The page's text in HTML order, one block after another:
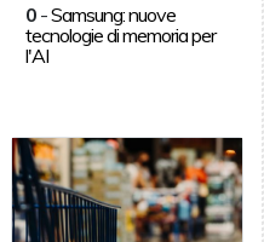
0 -Samsung: nuove
tecnologie di memoria per
l'AI